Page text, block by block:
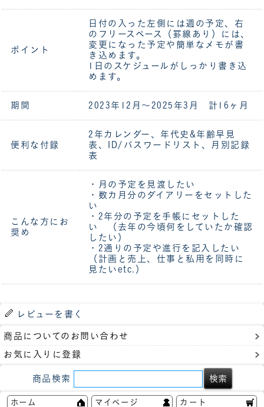
ポイント
日付の入った左側には週の予定、右
のフリースペース（罫線あり）には、
変更になった予定や簡単なメモが書
き込めます。
1日のスケジュールがしっかり書き込
めます。
期間 2023年12月～2025年3月 計16ヶ月
便利な付録
2年カレンダー、年代史&年齢早見
表、ID/パスワードリスト、月別記録
表
こんな方にお
奨め
・月の予定を見渡したい
・数カ月分のダイアリーをセットした
い
・2年分の予定を手帳にセットした
い （去年の今頃何をしていたか確認
したい）
・2通りの予定や進行を記入したい
（計画と売上、仕事と私用を同時に
見たいetc.）
レビューを書く
商品についてのお問い合わせ
お気に入りに登録
商品検索
ホーム マイページ カート